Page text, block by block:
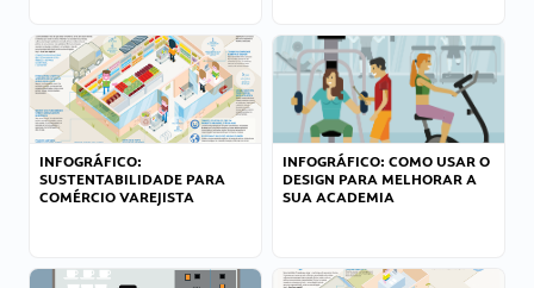
INFOGRÁFICO:
SUSTENTABILIDADE PARA
COMÉRCIO VAREJISTA
INFOGRÁFICO: COMO USAR O
DESIGN PARA MELHORAR A
SUA ACADEMIA